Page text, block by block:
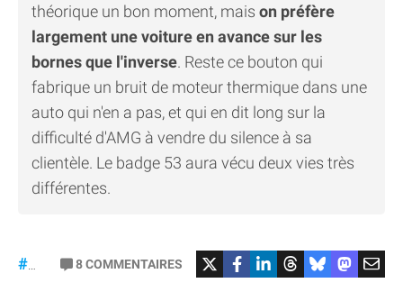
théorique un bon moment, mais on préfère
largement une voiture en avance sur les
bornes que l'inverse. Reste ce bouton qui
fabrique un bruit de moteur thermique dans une
auto qui n'en a pas, et qui en dit long sur la
difficulté d'AMG à vendre du silence à sa
clientèle. Le badge 53 aura vécu deux vies très
différentes.
#Mercedes
8COMMENTAIRES